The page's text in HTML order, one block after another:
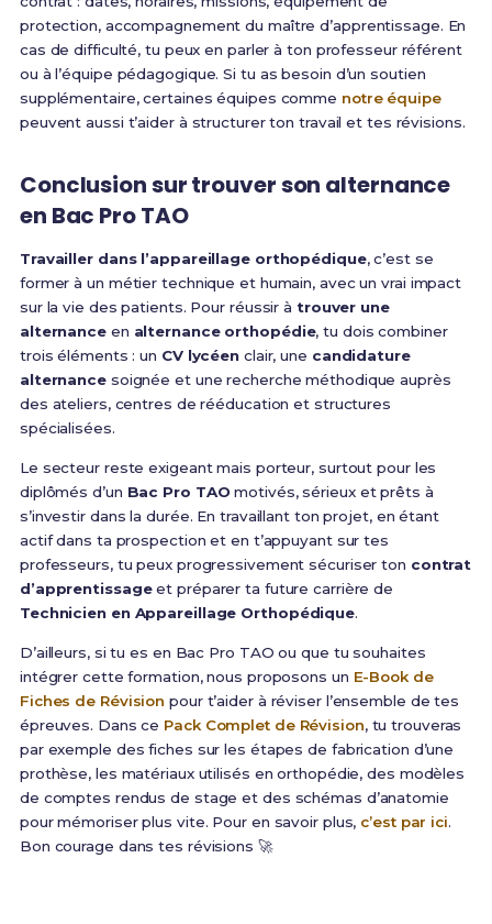
protection, accompagnement du maître d’apprentissage. En
cas de difficulté, tu peux en parler à ton professeur référent
ou à l’équipe pédagogique. Si tu as besoin d’un soutien
supplémentaire, certaines équipes comme notre équipe
peuvent aussi t’aider à structurer ton travail et tes révisions.
Conclusion sur trouver son alternance
en Bac Pro TAO
Travailler dans l’appareillage orthopédique, c’est se
former à un métier technique et humain, avec un vrai impact
sur la vie des patients. Pour réussir à trouver une
alternanceen alternance orthopédie, tu dois combiner
trois éléments : un CV lycéen clair, une candidature
alternancesoignée et une recherche méthodique auprès
des ateliers, centres de rééducation et structures
spécialisées.
Le secteur reste exigeant mais porteur, surtout pour les
diplômés d’un Bac Pro TAO motivés, sérieux et prêts à
s’investir dans la durée. En travaillant ton projet, en étant
actif dans ta prospection et en t’appuyant sur tes
professeurs, tu peux progressivement sécuriser ton contrat
d’apprentissageet préparer ta future carrière de
Technicien en Appareillage Orthopédique.
D’ailleurs, si tu es en Bac Pro TAO ou que tu souhaites
intégrer cette formation, nous proposons un E-Book de
Fiches de Révision pour t’aider à réviser l’ensemble de tes
épreuves. Dans ce Pack Complet de Révision, tu trouveras
par exemple des fiches sur les étapes de fabrication d’une
prothèse, les matériaux utilisés en orthopédie, des modèles
de comptes rendus de stage et des schémas d’anatomie
pour mémoriser plus vite. Pour en savoir plus, c’est par ici.
Bon courage dans tes révisions 🚀